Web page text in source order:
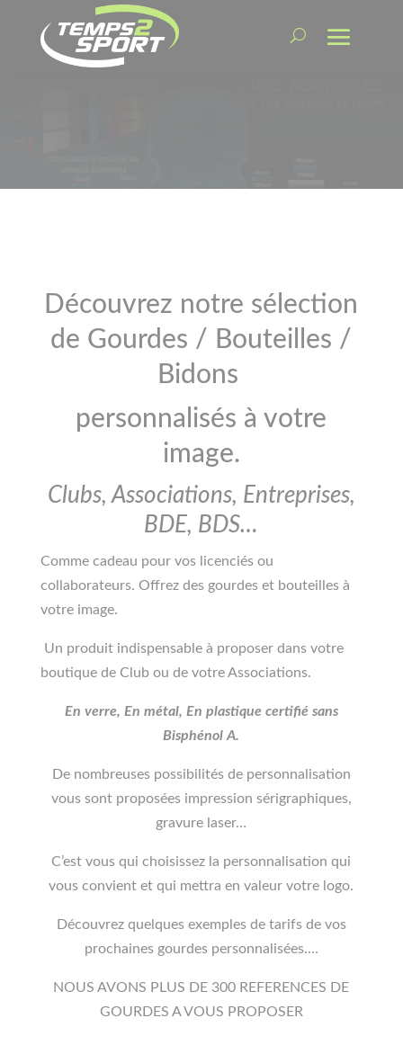
Découvrez notre sélection
de Gourdes / Bouteilles /
Bidons
personnalisés à votre
image.
Clubs, Associations, Entreprises,
BDE, BDS…
Comme cadeau pour vos licenciés ou
collaborateurs. Offrez des gourdes et bouteilles à
votre image.
Un produit indispensable à proposer dans votre
boutique de Club ou de votre Associations.
En verre, En métal, En plastique certifié sans
Bisphénol A.
De nombreuses possibilités de personnalisation
vous sont proposées impression sérigraphiques,
gravure laser…
C’est vous qui choisissez la personnalisation qui
vous convient et qui mettra en valeur votre logo.
Découvrez quelques exemples de tarifs de vos
prochaines gourdes personnalisées….
NOUS AVONS PLUS DE 300 REFERENCES DE
GOURDES A VOUS PROPOSER